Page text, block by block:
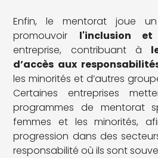
Enfin, le mentorat joue
promouvoir l'inclusion
entreprise, contribuant à
d’accès aux
les minorités et d’autres
Certaines entreprises
programmes de mentorat
femmes et les minorités,
progression dans des
responsabilité où ils sont